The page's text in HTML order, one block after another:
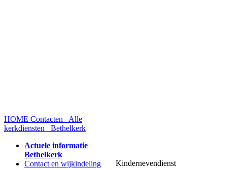
HOME Contacten
Alle
kerkdiensten
Bethelkerk
Actuele informatie
Bethelkerk
Contact en wijkindeling
Kindernevendienst